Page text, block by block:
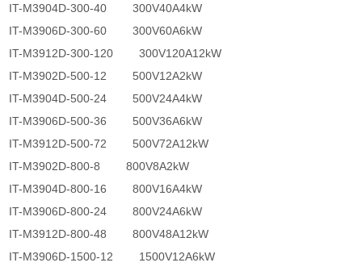
IT-M3904D-300-40 300V40A4kW
IT-M3906D-300-60 300V60A6kW
IT-M3912D-300-120 300V120A12kW
IT-M3902D-500-12 500V12A2kW
IT-M3904D-500-24 500V24A4kW
IT-M3906D-500-36 500V36A6kW
IT-M3912D-500-72 500V72A12kW
IT-M3902D-800-8 800V8A2kW
IT-M3904D-800-16 800V16A4kW
IT-M3906D-800-24 800V24A6kW
IT-M3912D-800-48 800V48A12kW
IT-M3906D-1500-12 1500V12A6kW